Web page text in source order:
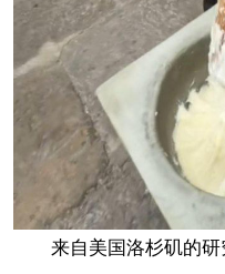
来自美国洛杉矶的研